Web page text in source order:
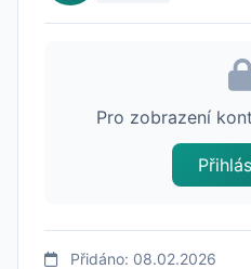
Pro zobrazení
Přidáno: 08.02.2026